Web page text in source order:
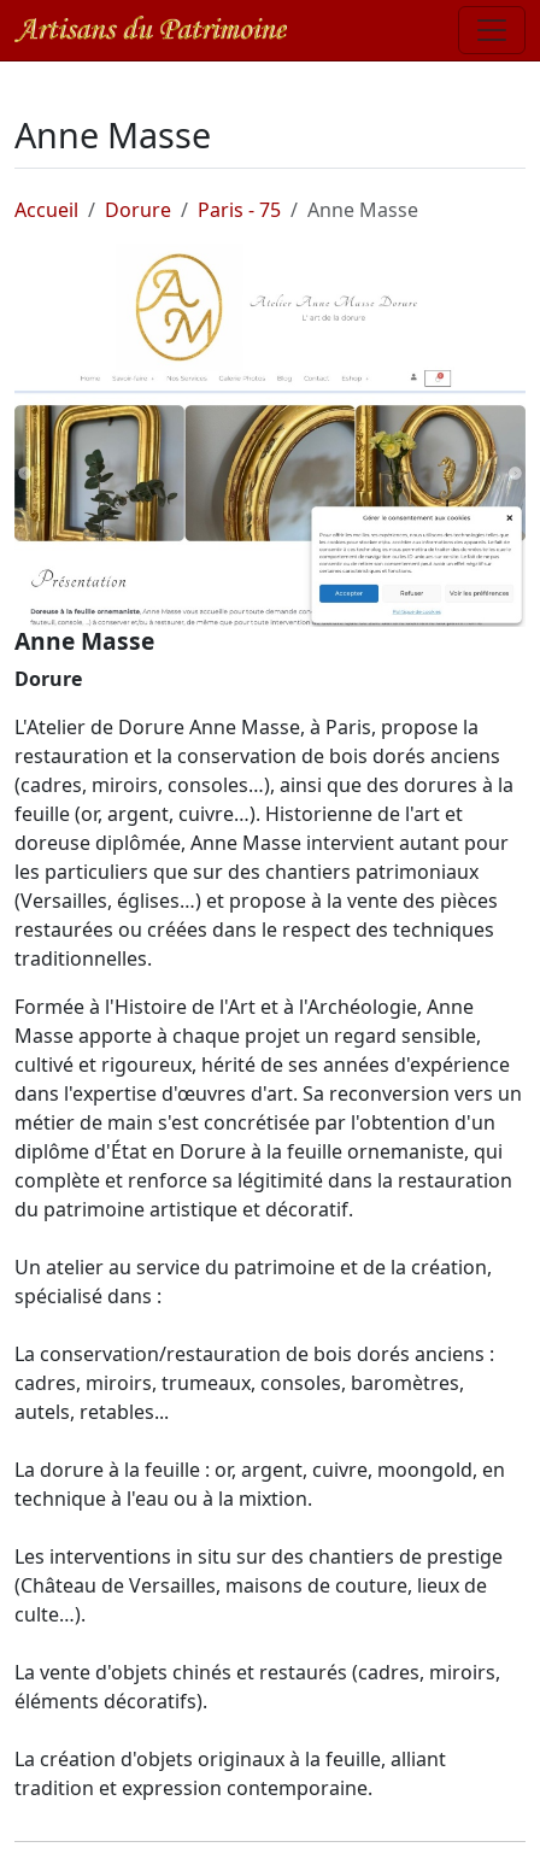
Anne Masse
Accueil Dorure Paris - 75 Anne Masse
Anne Masse
Dorure
L'Atelier de Dorure Anne Masse, à Paris, propose la
restauration et la conservation de bois dorés anciens
(cadres, miroirs, consoles…), ainsi que des dorures à la
feuille (or, argent, cuivre…). Historienne de l'art et
doreuse diplômée, Anne Masse intervient autant pour
les particuliers que sur des chantiers patrimoniaux
(Versailles, églises…) et propose à la vente des pièces
restaurées ou créées dans le respect des techniques
traditionnelles.
Formée à l'Histoire de l'Art et à l'Archéologie, Anne
Masse apporte à chaque projet un regard sensible,
cultivé et rigoureux, hérité de ses années d'expérience
dans l'expertise d'œuvres d'art. Sa reconversion vers un
métier de main s'est concrétisée par l'obtention d'un
diplôme d'État en Dorure à la feuille ornemaniste, qui
complète et renforce sa légitimité dans la restauration
du patrimoine artistique et décoratif.
Un atelier au service du patrimoine et de la création,
spécialisé dans :
La conservation/restauration de bois dorés anciens :
cadres, miroirs, trumeaux, consoles, baromètres,
autels, retables...
La dorure à la feuille : or, argent, cuivre, moongold, en
technique à l'eau ou à la mixtion.
Les interventions in situ sur des chantiers de prestige
(Château de Versailles, maisons de couture, lieux de
culte…).
La vente d'objets chinés et restaurés (cadres, miroirs,
éléments décoratifs).
La création d'objets originaux à la feuille, alliant
tradition et expression contemporaine.